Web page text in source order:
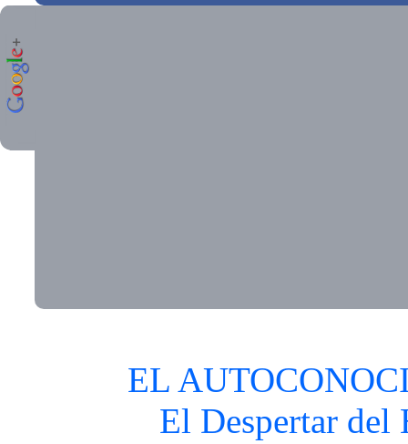
EL
El Despertar del